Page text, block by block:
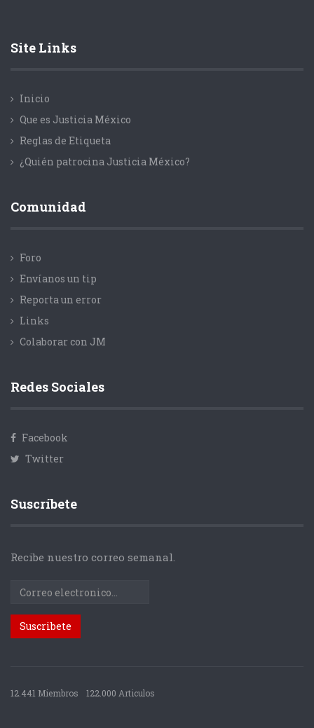
Site Links
Inicio
Que es Justicia México
Reglas de Etiqueta
¿Quién patrocina Justicia México?
Comunidad
Foro
Envíanos un tip
Reporta un error
Links
Colaborar con JM
Redes Sociales
Facebook
Twitter
Suscríbete
Recibe nuestro correo semanal.
12.441 Miembros 122.000 Articulos